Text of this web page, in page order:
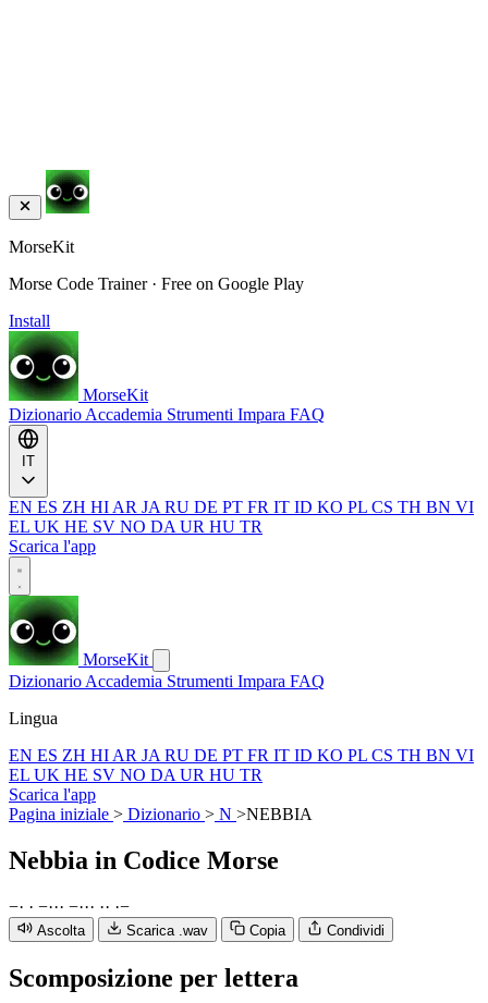
MorseKit
Morse Code Trainer · Free on Google Play
Install
MorseKit
Dizionario Accademia Strumenti Impara FAQ
EN ES ZH HI AR JA RU DE PT FR IT ID KO PL CS TH BN VI
EL UK HE SV NO DA UR HU TR
Scarica l'app
MorseKit
Dizionario Accademia Strumenti Impara FAQ
Lingua
EN ES ZH HI AR JA RU DE PT FR IT ID KO PL CS TH BN VI
EL UK HE SV NO DA UR HU TR
Scarica l'app
Pagina iniziale > Dizionario > N >NEBBIA
Nebbia in Codice Morse
−· · −··· −··· ·· ·−
Ascolta Scarica .wav Copia Condividi
Scomposizione per lettera